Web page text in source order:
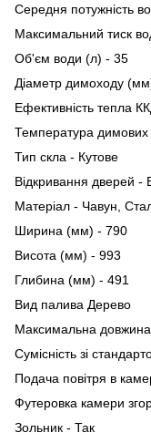
Середня потужність
Максимальний тиск
Об'єм води (л) - 35
Діаметр димоходу
Ефективність тепла
Температура димових
Тип скла - Кутове
Відкривання дверей -
Матеріал - Чавун,
Ширина (мм) - 790
Висота (мм) - 993
Глибина (мм) - 491
Вид палива Дерево
Максимальна
Сумісність зі
Подача повітря в
Футеровка камери
Зольник - Так